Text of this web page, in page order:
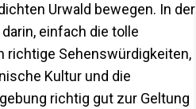
Urwald bewegen. In der
einfach die tolle
richtige Sehenswürdigkeiten,
Kultur und die
richtig gut zur Geltung